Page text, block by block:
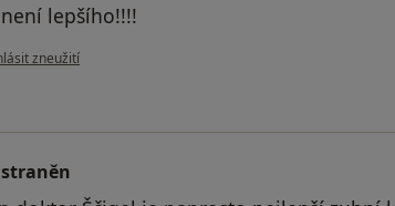
lepšího!!!!
názoru uživatele Pacient
zneužití